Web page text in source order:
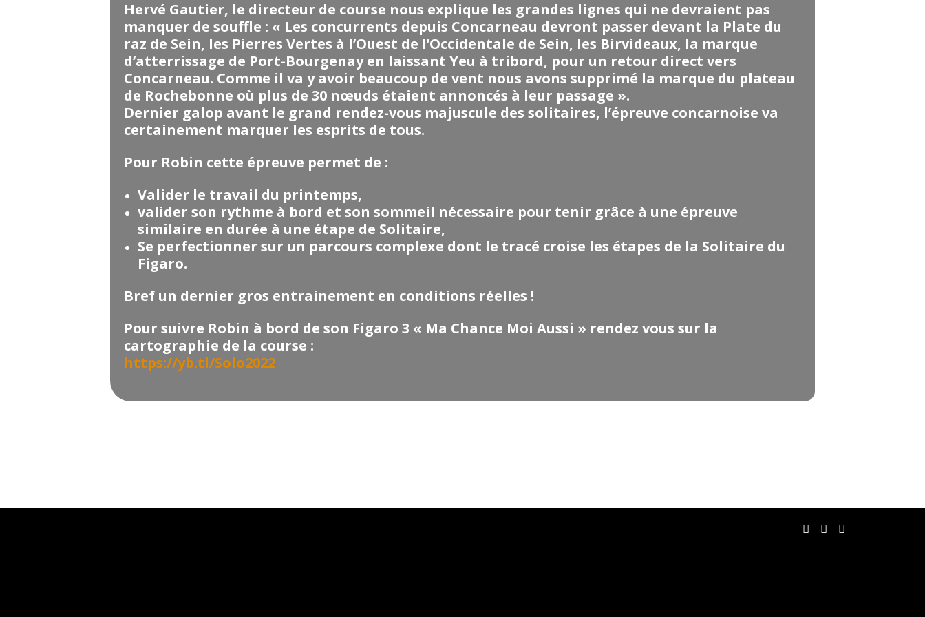
Hervé Gautier, le directeur de course nous explique les grandes lignes qui ne devraient pas
manquer de souffle : « Les concurrents depuis Concarneau devront passer devant la Plate du
raz de Sein, les Pierres Vertes à l’Ouest de l’Occidentale de Sein, les Birvideaux, la marque
d’atterrissage de Port-Bourgenay en laissant Yeu à tribord, pour un retour direct vers
Concarneau. Comme il va y avoir beaucoup de vent nous avons supprimé la marque du plateau
de Rochebonne où plus de 30 nœuds étaient annoncés à leur passage ».
Dernier galop avant le grand rendez-vous majuscule des solitaires, l’épreuve concarnoise va
certainement marquer les esprits de tous.
Pour Robin cette épreuve permet de :
Valider le travail du printemps,
valider son rythme à bord et son sommeil nécessaire pour tenir grâce à une épreuve
similaire en durée à une étape de Solitaire,
Se perfectionner sur un parcours complexe dont le tracé croise les étapes de la Solitaire du
Figaro.
Bref un dernier gros entrainement en conditions réelles !
Pour suivre Robin à bord de son Figaro 3 « Ma Chance Moi Aussi » rendez vous sur la
cartographie de la course :
https://yb.tl/Solo2022
Facebook
Twitter